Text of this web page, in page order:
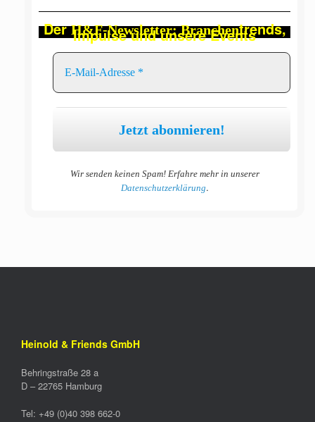
DerH&F-Newsletter: Branchentrends,
Impulse und unsere Events
Wir senden keinen Spam! Erfahre mehr in unserer
Datenschutzerklärung.
Heinold & Friends GmbH
Behringstraße 28 a
D –22765 Hamburg
Tel: +49 (0)40 398 662-0